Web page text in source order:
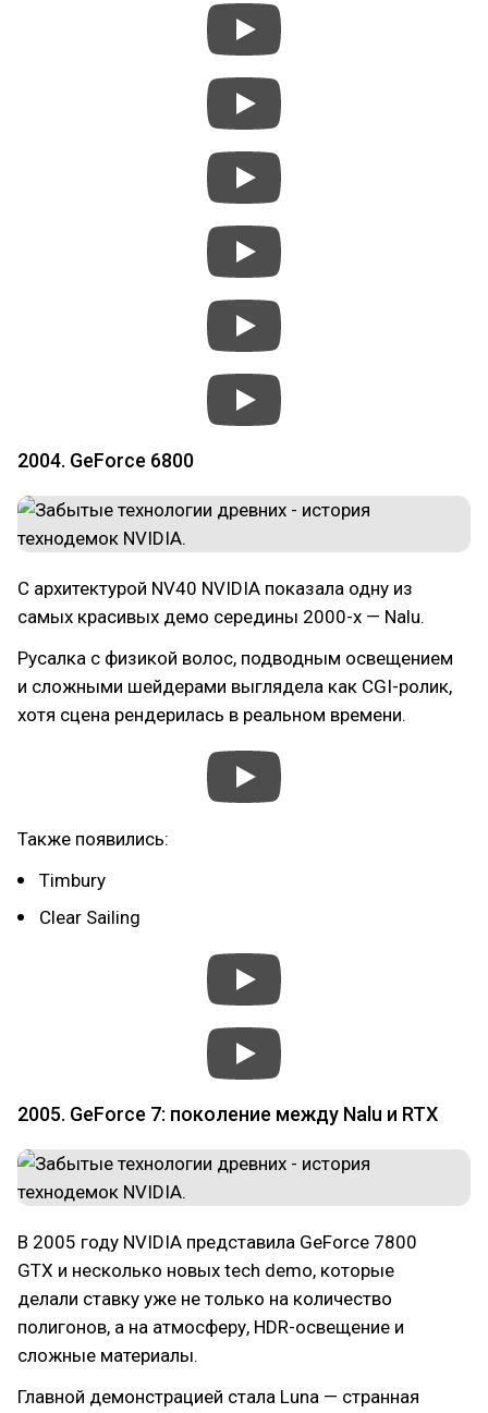
2004. GeForce 6800
С архитектурой NV40 NVIDIA показала одну из
самых красивых демо середины 2000-х — Nalu.
Русалка с физикой волос, подводным освещением
и сложными шейдерами выглядела как CGI-ролик,
хотя сцена рендерилась в реальном времени.
Также появились:
Timbury
Clear Sailing
2005. GeForce 7: поколение между Nalu и RTX
В 2005 году NVIDIA представила GeForce 7800
GTX и несколько новых tech demo, которые
делали ставку уже не только на количество
полигонов, а на атмосферу, HDR-освещение и
сложные материалы.
Главной демонстрацией стала Luna — странная